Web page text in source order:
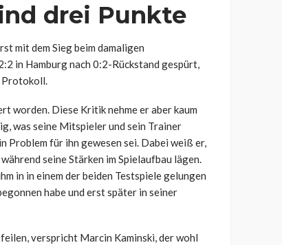
drei Punkte
mit dem Sieg beim damaligen
in Hamburg nach 0:2-Rückstand gespürt,
Protokoll.
worden. Diese Kritik nehme er aber kaum
was seine Mitspieler und sein Trainer
Problem für ihn gewesen sei. Dabei weiß er,
seine Stärken im Spielaufbau lägen.
in in einem der beiden Testspiele gelungen
habe und erst später in seiner
verspricht Marcin Kaminski, der wohl